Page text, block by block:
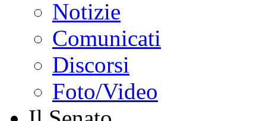
Notizie
Comunicati
Discorsi
Foto/Video